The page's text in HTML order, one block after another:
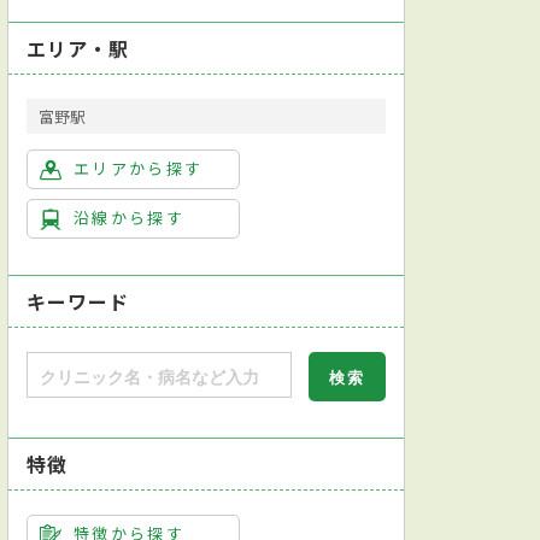
エリア・駅
富野駅
エリアから探す
沿線から探す
キーワード
特徴
特徴から探す